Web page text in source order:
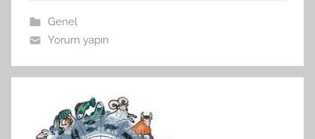
Genel
Yorum yapın